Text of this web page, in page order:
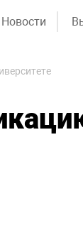
Новости